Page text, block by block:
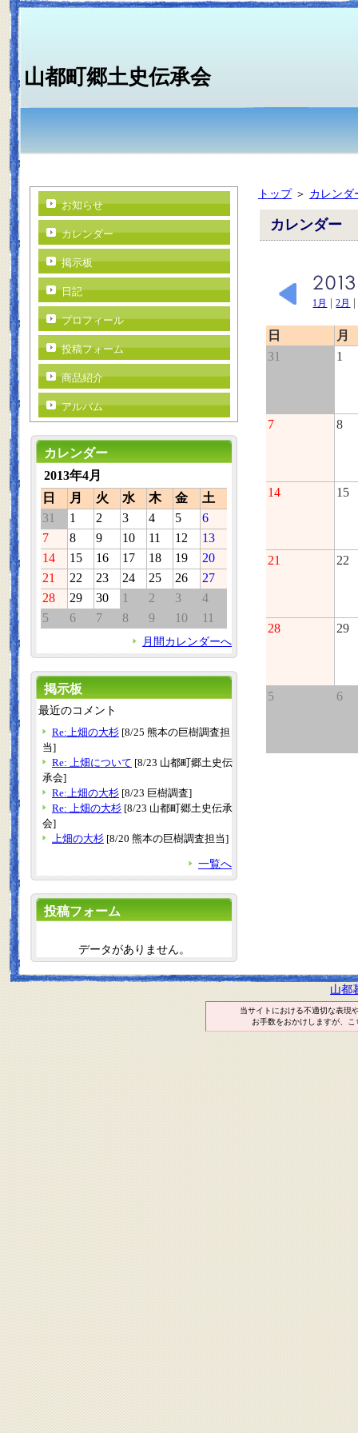
山都町郷土史伝承会
トップ＞ カレンダ
カレンダー
1月 |2月
日
月
31
1
7 8
14 15
21 22
28 29
5 6
お知らせ
カレンダー
掲示板
日記
プロフィール
投稿フォーム
商品紹介
アルバム
カレンダー
2013年4月
日
月 火 水 木 金
土
31
1 2 3 4 5
6
7
8 9 10 11 12
13
14
15 16 17 18 19
20
21
22 23 24 25 26
27
28
29 30 1 2 3
4
5
6 7 8 9 10 11
月間カレンダーへ
掲示板
最近のコメント
Re:上畑の大杉 [8/25 熊本の巨樹調査担
当]
Re: 上畑について [8/23 山都町郷土史伝
承会]
Re:上畑の大杉 [8/23 巨樹調査]
Re: 上畑の大杉 [8/23 山都町郷土史伝承
会]
上畑の大杉 [8/20 熊本の巨樹調査担当]
一覧へ
投稿フォーム
データがありません。
山都
当サイトにおける不適切な表現
お手数をおかけしますが、こ